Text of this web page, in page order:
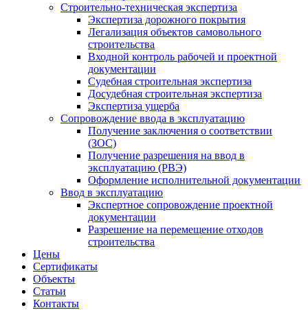
Строительно-техническая экспертиза
Экспертиза дорожного покрытия
Легализация объектов самовольного
строительства
Входной контроль рабочей и проектной
документации
Судебная строительная экспертиза
Досудебная строительная экспертиза
Экспертиза ущерба
Сопровождение ввода в эксплуатацию
Получение заключения о соответствии
(ЗОС)
Получение разрешения на ввод в
эксплуатацию (РВЭ)
Оформление исполнительной документации
Ввод в эксплуатацию
Экспертное сопровождение проектной
документации
Разрешение на перемещение отходов
строительства
Цены
Сертификаты
Объекты
Статьи
Контакты